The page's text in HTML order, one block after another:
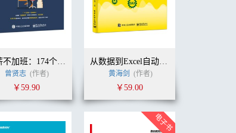
刘钰 潘丽萍 (译者)
加薪不加班：174个Excel函数案例闯职场
曾贤志 (作者)
￥59.90
从数据到Excel自动化报表：Power Query和Power Pivot实战
黄海剑 (作者)
￥59.00